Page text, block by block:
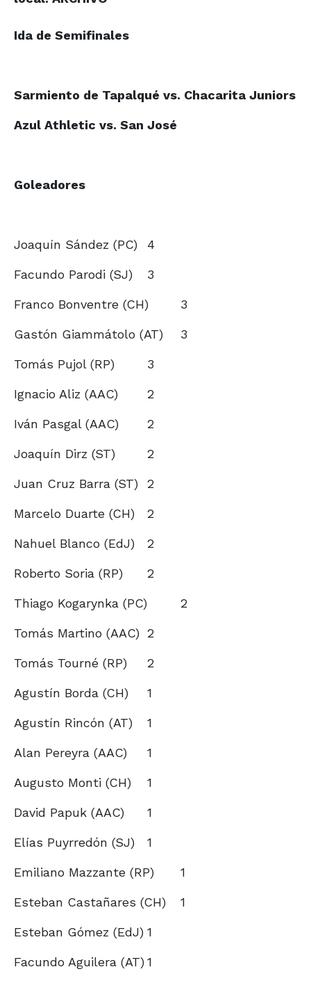
Ida de Semifinales
Sarmiento de Tapalqué vs. Chacarita Juniors
Azul Athletic vs. San José
Goleadores
Joaquín Sández (PC) 4
Facundo Parodi (SJ) 3
Franco Bonventre (CH) 3
Gastón Giammátolo (AT) 3
Tomás Pujol (RP) 3
Ignacio Aliz (AAC) 2
Iván Pasgal (AAC) 2
Joaquín Dirz (ST) 2
Juan Cruz Barra (ST) 2
Marcelo Duarte (CH) 2
Nahuel Blanco (EdJ) 2
Roberto Soria (RP) 2
Thiago Kogarynka (PC) 2
Tomás Martino (AAC) 2
Tomás Tourné (RP) 2
Agustín Borda (CH) 1
Agustín Rincón (AT) 1
Alan Pereyra (AAC) 1
Augusto Monti (CH) 1
David Papuk (AAC) 1
Elías Puyrredón (SJ) 1
Emiliano Mazzante (RP) 1
Esteban Castañares (CH) 1
Esteban Gómez (EdJ) 1
Facundo Aguilera (AT) 1